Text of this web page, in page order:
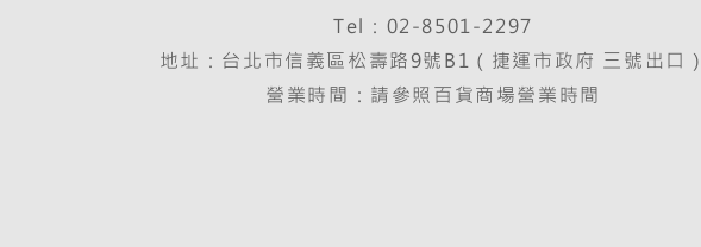
Tel：02-8501-2297
地址：台北市信義區松壽路9號B1（捷運市政府 三號出口
營業時間：請參照百貨商場營業時間